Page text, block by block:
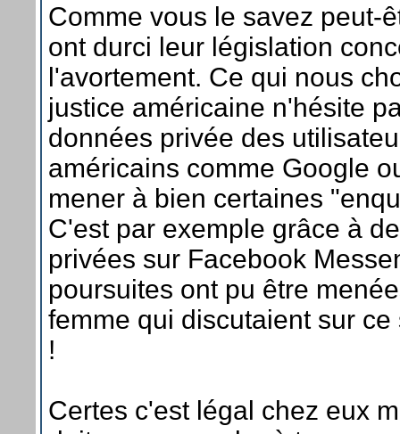
Comme vous le savez peut-
ont durci leur législation
l'avortement. Ce qui nous
justice américaine n'hésite
données privée des
américains comme Google
mener à bien certaines
C'est par exemple grâce à
privées sur Facebook
poursuites ont pu être
femme qui discutaient sur
!
Certes c'est légal chez eux